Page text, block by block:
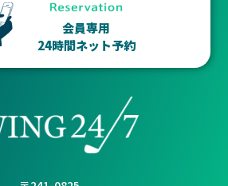
会員専用
24時間ネット予約